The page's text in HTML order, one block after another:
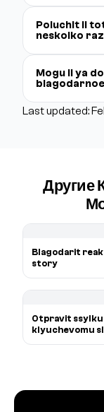
Poluchit li
neskolko
Mogu li ya
Last updated:
Другие
Blagodarit
story
Otpravit ssylku
klyuchevomu